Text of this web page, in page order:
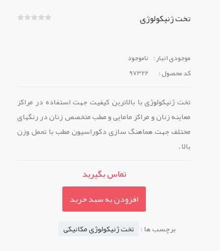
تخت ژنیکولوژی
موجودی انبار : ناموجود
کد محصول :
97322
تخت ژنیکولوژی با بالاترین کیفیت جهت استفاده در مراکز
معاینه زنان و مراکز مامایی و مطب متخصص زنان در رنگهای
مختلف جهت هماهنگ سازی دکوراسیون مطب با تحمل وزن
بالا .
تماس بگیرید
افزودن به سبد خرید
برچسب ها : تخت ژنیکولوژی مکانیکی